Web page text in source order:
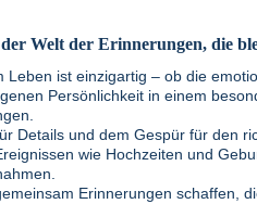
Welt der Erinnerungen, die
Leben ist einzigartig – ob die
Persönlichkeit in einem
Details und dem Gespür für den
wie Hochzeiten und
Erinnerungen schaffen,